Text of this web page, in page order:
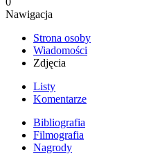
Nawigacja
Strona osoby
Wiadomości
Zdjęcia
Listy
Komentarze
Bibliografia
Filmografia
Nagrody